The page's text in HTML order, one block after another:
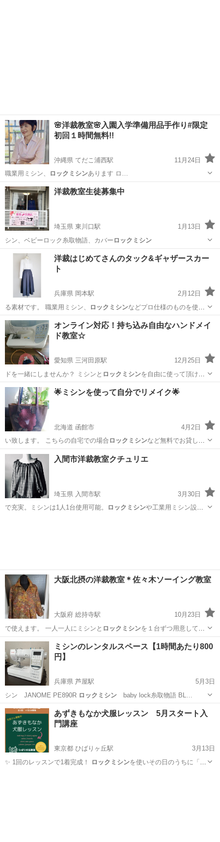
🌸洋裁教室🌸入園入学準備用品手作り#限定
初回１時間無料!!
沖縄県 てだこ浦西駅
11月24日
職業用ミシン、
ロックミシン あります ロ…
沖縄 名護市 てだこ浦西駅 彫金
洋裁教室生徒募集中
埼玉県 東川口駅
1月13日
シン、ベビーロック糸取物語、カバー ロックミシン
埼玉 川口市 東川口駅 洋裁
洋裁はじめてさんのタック&ギャザースカー
ト
兵庫県 岡本駅
2月12日
る素材です。 職業用ミシン、
ロックミシンなどプロ仕様のものを使え
るからきれ…
兵庫 神戸市 岡本駅 洋裁 ロックミシン
オンライン対応！持ち込み自由なハンドメイ
ド教室☆
愛知県 三河田原駅
12月25日
ドを一緒にしませんか？ ミシンと ロックミシンを自由に使って頂けま
す。 型紙を…
愛知 豊橋市 三河田原駅 洋裁 ハンドメイド
🌟ミシンを使って自分でリメイク🌟
北海道 函館市
4月2日
い致します。 こちらの自宅での場合 ロックミシンなど無料でお貸し致
します。 午前午…
北海道 函館市 洋裁
入間市洋裁教室クチュリエ
埼玉県 入間市駅
3月30日
で充実。ミシンは1人1台使用可能。
ロックミシンや工業用ミシン設置
大阪北摂の洋裁教室＊佐々木ソーイング教室
大阪府 総持寺駅
10月23日
で使えます。 一人一人にミシンと ロックミシンを１台ずつ用意してい
ます。 まっ…
大阪 茨木市 洋裁 ソーイング
ミシンのレンタルスペース【1時間あたり800
円】
兵庫県 芦屋駅
5月3日
シン JANOME PE890R ロックミシンbaby lock糸取物語 BL…
兵庫 芦屋市 芦屋駅 洋裁
あずきもなか犬服レッスン 5月スタート入
門講座
東京都 ひばりヶ丘駅
3月13日
✨ 1回のレッスンで1着完成！
ロックミシンを使いその日のうちに「う